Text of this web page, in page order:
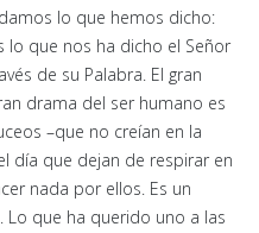
lo que hemos dicho:
lo que nos ha dicho el Señor
de su Palabra. El gran
drama del ser humano es
–que no creían en la
día que dejan de respirar en
nada por ellos. Es un
que ha querido uno a las